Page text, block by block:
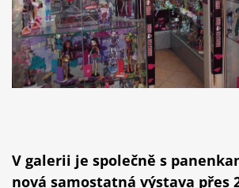
V galerii je společně s
nová samostatná výstava přes